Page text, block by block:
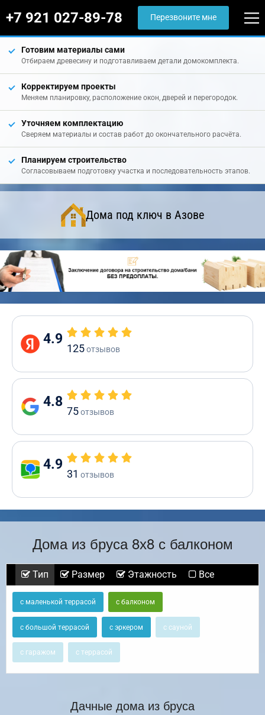
+7 921 027-89-78 Перезвоните мне
Готовим материалы сами
Отбираем древесину и подготавливаем детали домокомплекта.
Корректируем проекты
Меняем планировку, расположение окон, дверей и перегородок.
Уточняем комплектацию
Сверяем материалы и состав работ до окончательного расчёта.
Планируем строительство
Согласовываем подготовку участка и последовательность этапов.
Дома под ключ в Азове
4.9
125отзывов
4.8
75отзывов
4.9
31 отзывов
Дома из бруса 8х8 с балконом
Тип Размер Этажность Все
с маленькой террасой с балконом
с большой террасой с эркером с сауной
с гаражом с террасой
Дачные дома из бруса